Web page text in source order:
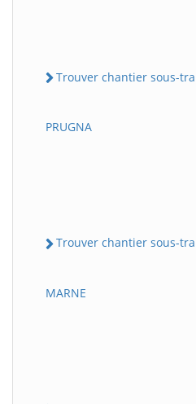
Trouver chantier sous-
PRUGNA
Trouver chantier sous-
MARNE